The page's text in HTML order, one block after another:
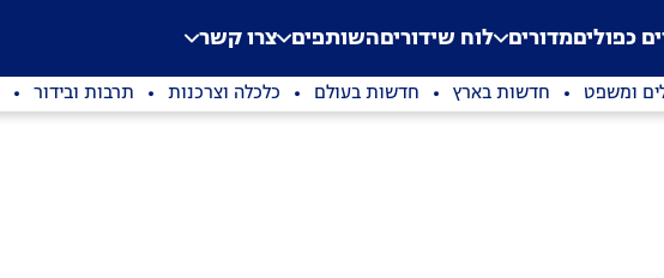
Application error: a
. כפוליםמדורים לוח שידוריםהשותפים צרו קשר
ומשפט חדשות בארץ חדשות בעולם כלכלה וצרכנות תרבות ובידור